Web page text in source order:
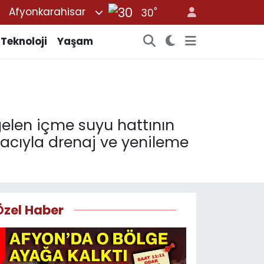
Afyonkarahisar 30°
Teknoloji Yaşam
içme suyu hattının
drenaj ve yenileme
Haber